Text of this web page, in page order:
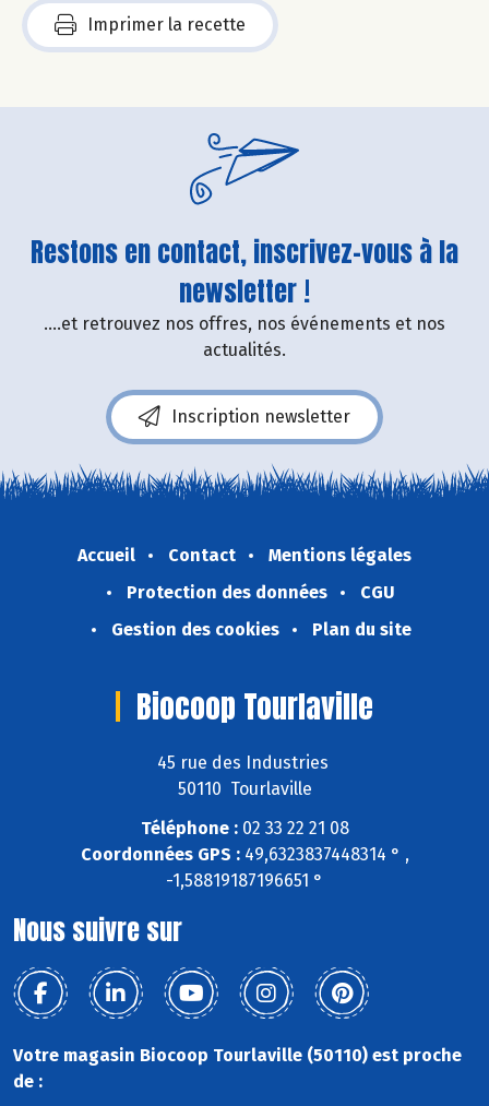
Imprimer la recette
Restons en contact, inscrivez-vous à la
newsletter !
....et retrouvez nos offres, nos événements et nos
actualités.
Inscription newsletter
Accueil Contact
Mentions légales
Protection des données
CGU
Gestion des cookies
Plan du site
Biocoop Tourlaville
45 rue des Industries
50110 Tourlaville
Téléphone :02 33 22 21 08
Coordonnées GPS :49,6323837448314 ° ,
-1,58819187196651 °
Nous suivre sur
Votre magasin Biocoop Tourlaville (50110) est proche
de :